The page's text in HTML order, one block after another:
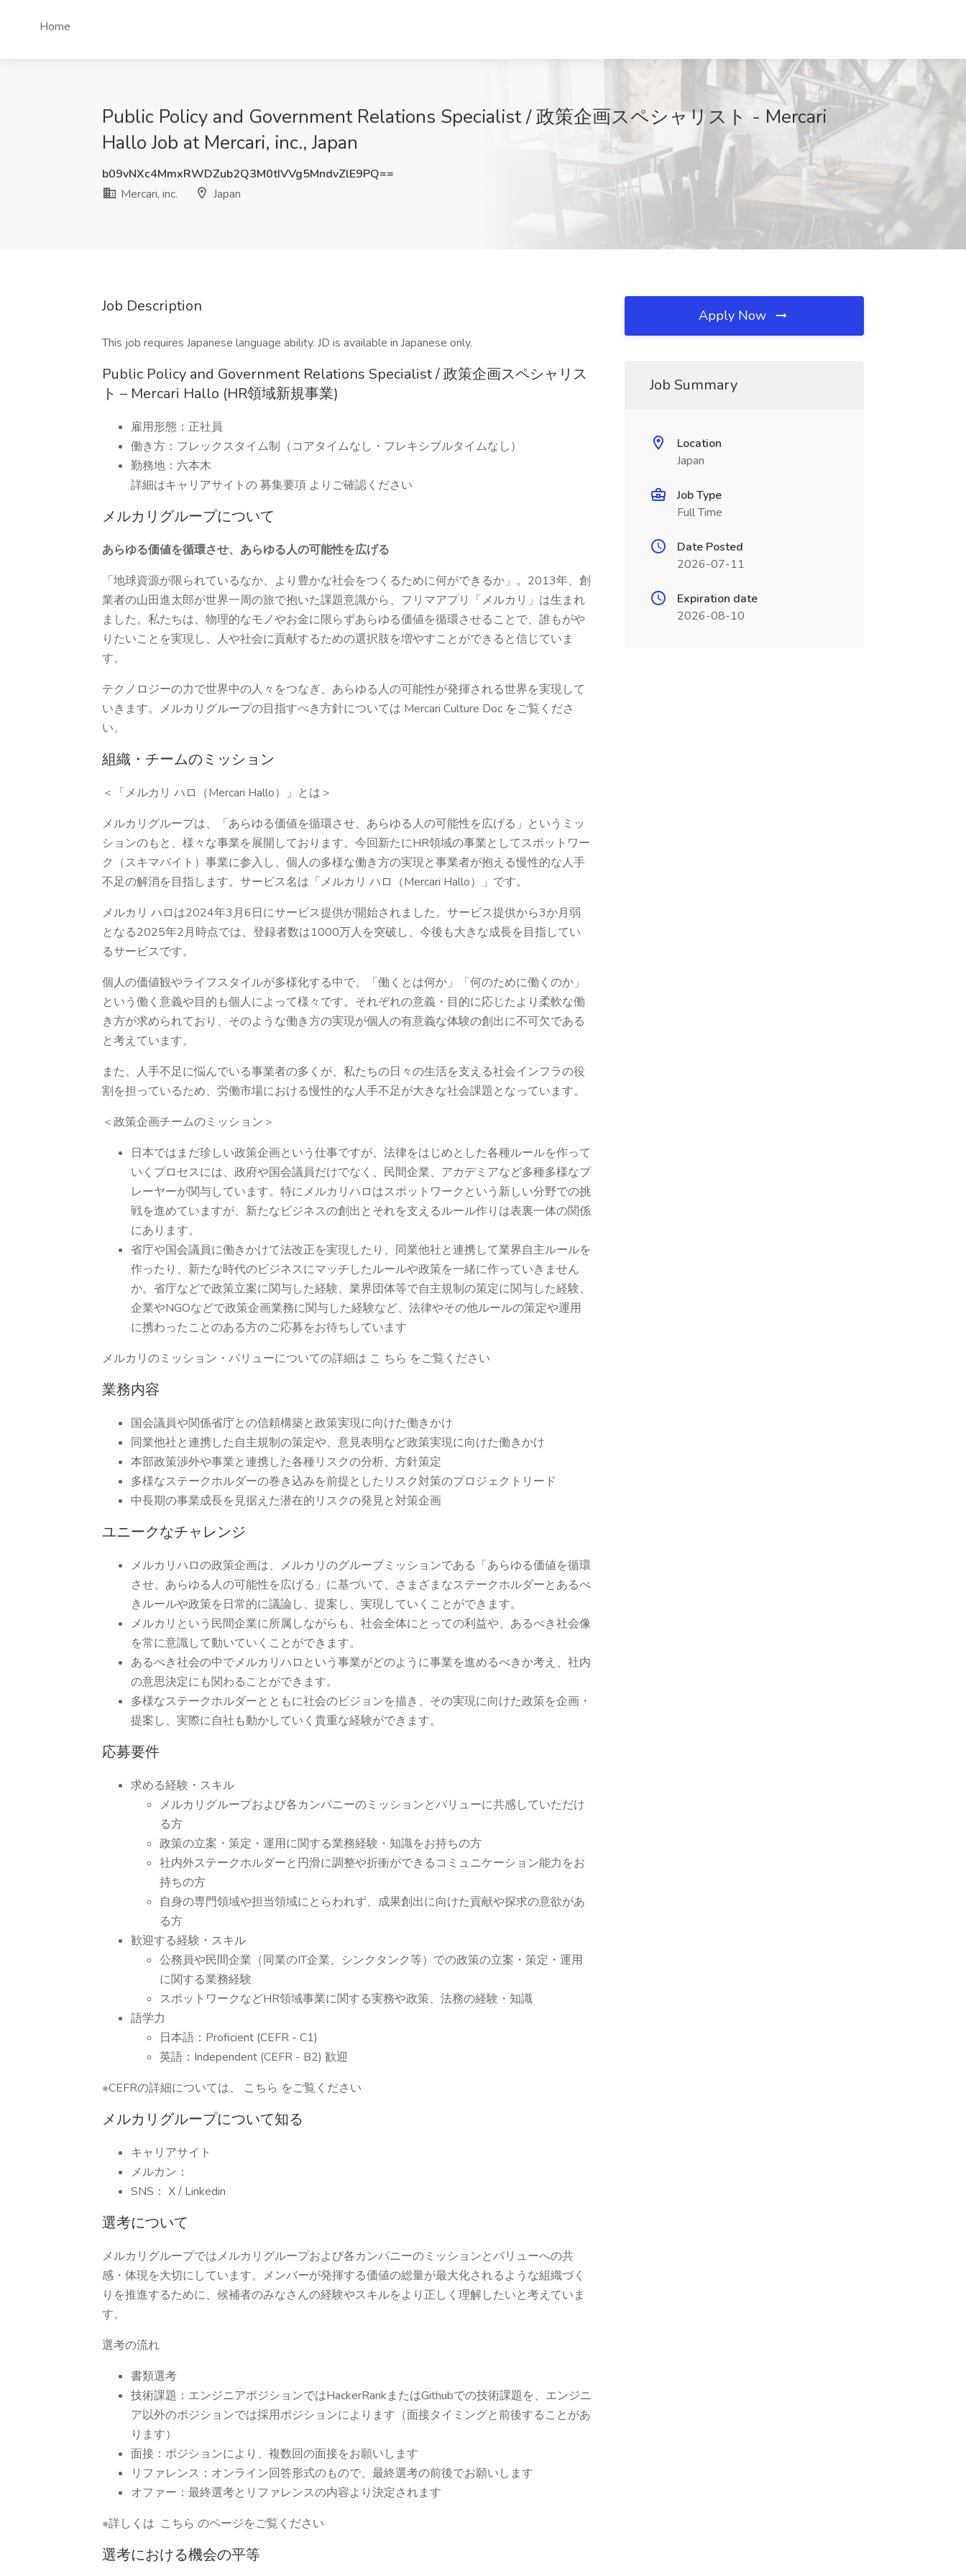
Home
Public Policy and Government Relations Specialist / 政策企画スペシャリスト - Mercari
Hallo Job at Mercari, inc., Japan
b09vNXc4MmxRWDZub2Q3M0tIVVg5MndvZlE9PQ==
Mercari, inc.
Japan
Job Description
This job requires Japanese language ability. JD is available in Japanese only.
Public Policy and Government Relations Specialist / 政策企画スペシャリス
ト – Mercari Hallo (HR領域新規事業)
雇用形態：正社員
働き方：フレックスタイム制（コアタイムなし・フレキシブルタイムなし）
勤務地：六本木
詳細はキャリアサイトの 募集要項 よりご確認ください
メルカリグループについて
あらゆる価値を循環させ、あらゆる人の可能性を広げる
「地球資源が限られているなか、より豊かな社会をつくるために何ができるか」。2013年、創
業者の山田進太郎が世界一周の旅で抱いた課題意識から、フリマアプリ「メルカリ」は生まれ
ました。私たちは、物理的なモノやお金に限らずあらゆる価値を循環させることで、誰もがや
りたいことを実現し、人や社会に貢献するための選択肢を増やすことができると信じていま
す。
テクノロジーの力で世界中の人々をつなぎ、あらゆる人の可能性が発揮される世界を実現して
いきます。メルカリグループの目指すべき方針については Mercari Culture Doc をご覧くださ
い。
組織・チームのミッション
＜「メルカリ ハロ（Mercari Hallo）」とは＞
メルカリグループは、「あらゆる価値を循環させ、あらゆる人の可能性を広げる」というミッ
ションのもと、様々な事業を展開しております。今回新たにHR領域の事業としてスポットワー
ク（スキマバイト）事業に参入し、個人の多様な働き方の実現と事業者が抱える慢性的な人手
不足の解消を目指します。サービス名は「メルカリ ハロ（Mercari Hallo）」です。
メルカリ ハロは2024年3月6日にサービス提供が開始されました。サービス提供から3か月弱
となる2025年2月時点では、登録者数は1000万人を突破し、今後も大きな成長を目指してい
るサービスです。
個人の価値観やライフスタイルが多様化する中で、「働くとは何か」「何のために働くのか」
という働く意義や目的も個人によって様々です。それぞれの意義・目的に応じたより柔軟な働
き方が求められており、そのような働き方の実現が個人の有意義な体験の創出に不可欠である
と考えています。
また、人手不足に悩んでいる事業者の多くが、私たちの日々の生活を支える社会インフラの役
割を担っているため、労働市場における慢性的な人手不足が大きな社会課題となっています。
＜政策企画チームのミッション＞
日本ではまだ珍しい政策企画という仕事ですが、法律をはじめとした各種ルールを作って
いくプロセスには、政府や国会議員だけでなく、民間企業、アカデミアなど多種多様なプ
レーヤーが関与しています。特にメルカリハロはスポットワークという新しい分野での挑
戦を進めていますが、新たなビジネスの創出とそれを支えるルール作りは表裏一体の関係
にあります。
省庁や国会議員に働きかけて法改正を実現したり、同業他社と連携して業界自主ルールを
作ったり、新たな時代のビジネスにマッチしたルールや政策を一緒に作っていきません
か。省庁などで政策立案に関与した経験、業界団体等で自主規制の策定に関与した経験、
企業やNGOなどで政策企画業務に関与した経験など、法律やその他ルールの策定や運用
に携わったことのある方のご応募をお待ちしています
メルカリのミッション・バリューについての詳細は こ ちら をご覧ください
業務内容
国会議員や関係省庁との信頼構築と政策実現に向けた働きかけ
同業他社と連携した自主規制の策定や、意見表明など政策実現に向けた働きかけ
本部政策渉外や事業と連携した各種リスクの分析、方針策定
多様なステークホルダーの巻き込みを前提としたリスク対策のプロジェクトリード
中長期の事業成長を見据えた潜在的リスクの発見と対策企画
ユニークなチャレンジ
メルカリハロの政策企画は、メルカリのグループミッションである「あらゆる価値を循環
させ、あらゆる人の可能性を広げる」に基づいて、さまざまなステークホルダーとあるべ
きルールや政策を日常的に議論し、提案し、実現していくことができます。
メルカリという民間企業に所属しながらも、社会全体にとっての利益や、あるべき社会像
を常に意識して動いていくことができます。
あるべき社会の中でメルカリハロという事業がどのように事業を進めるべきか考え、社内
の意思決定にも関わることができます。
多様なステークホルダーとともに社会のビジョンを描き、その実現に向けた政策を企画・
提案し、実際に自社も動かしていく貴重な経験ができます。
応募要件
求める経験・スキル
メルカリグループおよび各カンパニーのミッションとバリューに共感していただけ
る方
政策の立案・策定・運用に関する業務経験・知識をお持ちの方
社内外ステークホルダーと円滑に調整や折衝ができるコミュニケーション能力をお
持ちの方
自身の専門領域や担当領域にとらわれず、成果創出に向けた貢献や探求の意欲があ
る方
歓迎する経験・スキル
公務員や民間企業（同業のIT企業、シンクタンク等）での政策の立案・策定・運用
に関する業務経験
スポットワークなどHR領域事業に関する実務や政策、法務の経験・知識
語学力
日本語：Proficient (CEFR - C1)
英語：Independent (CEFR - B2) 歓迎
※CEFRの詳細については、 こちら をご覧ください
メルカリグループについて知る
キャリアサイト
メルカン：
SNS： X / Linkedin
選考について
メルカリグループではメルカリグループおよび各カンパニーのミッションとバリューへの共
感・体現を大切にしています。メンバーが発揮する価値の総量が最大化されるような組織づく
りを推進するために、候補者のみなさんの経験やスキルをより正しく理解したいと考えていま
す。
選考の流れ
書類選考
技術課題：エンジニアポジションではHackerRankまたはGithubでの技術課題を、エンジニ
ア以外のポジションでは採用ポジションによります（面接タイミングと前後することがあ
ります）
面接：ポジションにより、複数回の面接をお願いします
リファレンス：オンライン回答形式のもので、最終選考の前後でお願いします
オファー：最終選考とリファレンスの内容より決定されます
※詳しくは こちら のページをご覧ください
選考における機会の平等
Apply Now
Job Summary
Location
Japan
Job Type
Full Time
Date Posted
2026-07-11
Expiration date
2026-08-10